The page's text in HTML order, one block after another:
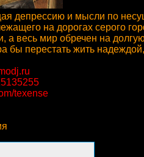
депрессию и мысли по
на дорогах серого
весь мир обречен на
перестать жить надеждой,
texense